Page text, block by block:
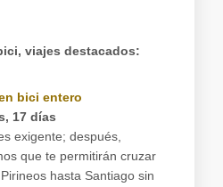
viajes destacados:
bici entero
17 días
exigente; después,
que te permitirán cruzar
hasta Santiago sin